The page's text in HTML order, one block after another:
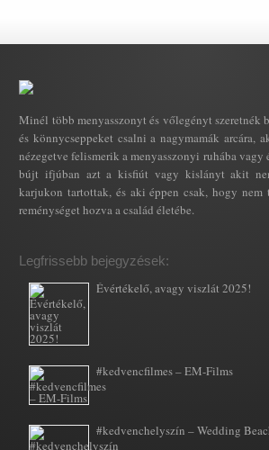
Minél több menyasszonyt és vőlegényt szeretnék
és könnycseppeket csalni a nagymamák arcára,
nézegetve felismerik a menyasszonyi ruhába
bújt ifjúban azt a kisfiút vagy kislányt akit
karjukon tartottak, és aki éppen csak, hogy
reménységet hozva a család életébe.
Legfrissebb bejegyzések:
Évértékelő, avagy viszlát 2025!
#kedvencfilmes – EM-Films
#kedvenchelyszín – Wedding